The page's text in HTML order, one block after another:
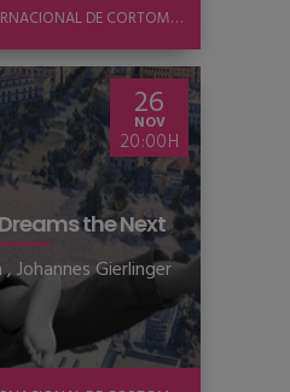
CONCURSO INTERNACIONAL DE CORTOMETRAJE
26
NOV
20:00
the Next
,Johannes Gierlinger